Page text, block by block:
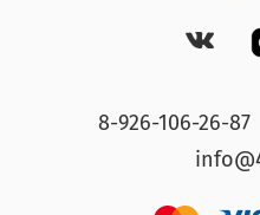
8-926-106-26-87